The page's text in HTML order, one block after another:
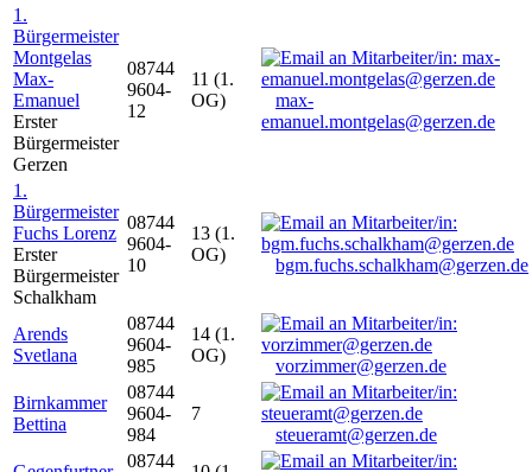
1.
Bürgermeister
Montgelas
Max-
Emanuel
Erster
Bürgermeister
Gerzen
08744
9604-
12
11 (1.
OG)
max-
emanuel.montgelas@gerzen.de
1.
Bürgermeister
Fuchs Lorenz
Erster
Bürgermeister
Schalkham
08744
9604-
10
13 (1.
OG)
bgm.fuchs.schalkham@gerzen.de
Arends
Svetlana
08744
9604-
985
14 (1.
OG)
vorzimmer@gerzen.de
Birnkammer
Bettina
08744
9604-
984
7
steueramt@gerzen.de
08744